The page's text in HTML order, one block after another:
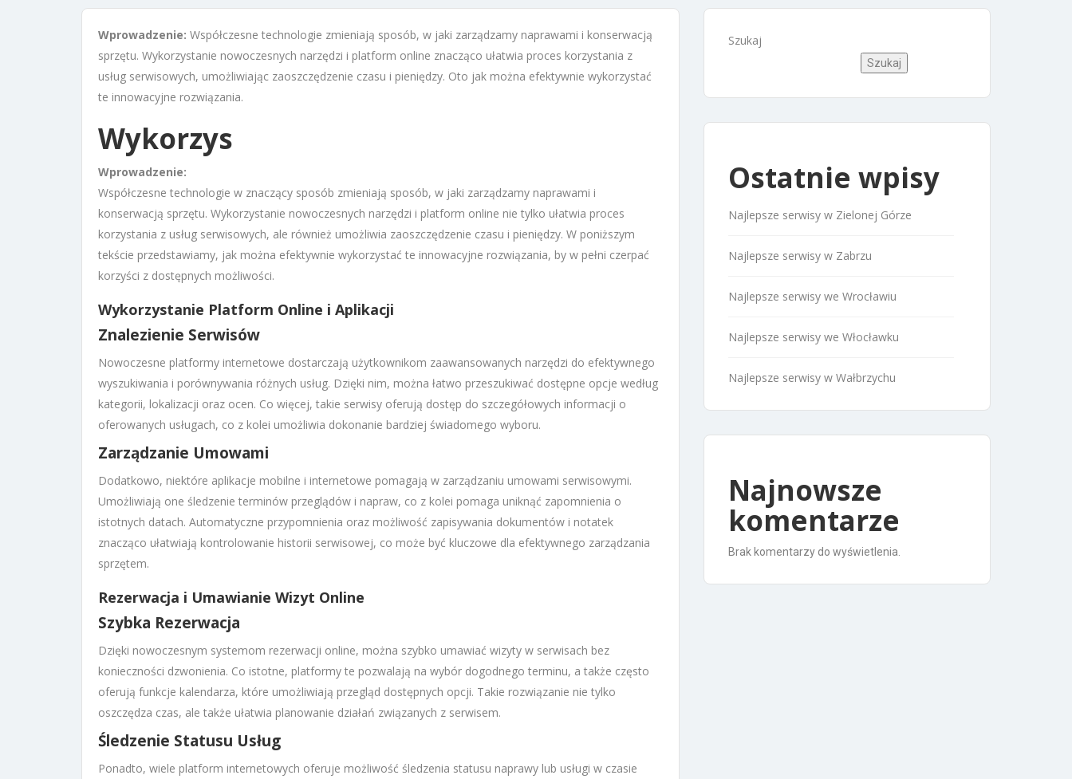
Wprowadzenie: Współczesne technologie zmieniają sposób, w jaki zarządzamy naprawami i konserwacją
sprzętu. Wykorzystanie nowoczesnych narzędzi i platform online znacząco ułatwia proces korzystania z
usług serwisowych, umożliwiając zaoszczędzenie czasu i pieniędzy. Oto jak można efektywnie wykorzystać
te innowacyjne rozwiązania.
Wykorzys
Wprowadzenie:
Współczesne technologie w znaczący sposób zmieniają sposób, w jaki zarządzamy naprawami i
konserwacją sprzętu. Wykorzystanie nowoczesnych narzędzi i platform online nie tylko ułatwia proces
korzystania z usług serwisowych, ale również umożliwia zaoszczędzenie czasu i pieniędzy. W poniższym
tekście przedstawiamy, jak można efektywnie wykorzystać te innowacyjne rozwiązania, by w pełni czerpać
korzyści z dostępnych możliwości.
Wykorzystanie Platform Online i Aplikacji
Znalezienie Serwisów
Nowoczesne platformy internetowe dostarczają użytkownikom zaawansowanych narzędzi do efektywnego
wyszukiwania i porównywania różnych usług. Dzięki nim, można łatwo przeszukiwać dostępne opcje według
kategorii, lokalizacji oraz ocen. Co więcej, takie serwisy oferują dostęp do szczegółowych informacji o
oferowanych usługach, co z kolei umożliwia dokonanie bardziej świadomego wyboru.
Zarządzanie Umowami
Dodatkowo, niektóre aplikacje mobilne i internetowe pomagają w zarządzaniu umowami serwisowymi.
Umożliwiają one śledzenie terminów przeglądów i napraw, co z kolei pomaga uniknąć zapomnienia o
istotnych datach. Automatyczne przypomnienia oraz możliwość zapisywania dokumentów i notatek
znacząco ułatwiają kontrolowanie historii serwisowej, co może być kluczowe dla efektywnego zarządzania
sprzętem.
Rezerwacja i Umawianie Wizyt Online
Szybka Rezerwacja
Dzięki nowoczesnym systemom rezerwacji online, można szybko umawiać wizyty w serwisach bez
konieczności dzwonienia. Co istotne, platformy te pozwalają na wybór dogodnego terminu, a także często
oferują funkcje kalendarza, które umożliwiają przegląd dostępnych opcji. Takie rozwiązanie nie tylko
oszczędza czas, ale także ułatwia planowanie działań związanych z serwisem.
Śledzenie Statusu Usług
Ponadto, wiele platform internetowych oferuje możliwość śledzenia statusu naprawy lub usługi w czasie
Szukaj
Szukaj
Ostatnie wpisy
Najlepsze serwisy w Zielonej Górze
Najlepsze serwisy w Zabrzu
Najlepsze serwisy we Wrocławiu
Najlepsze serwisy we Włocławku
Najlepsze serwisy w Wałbrzychu
Najnowsze
komentarze
Brak komentarzy do wyświetlenia.